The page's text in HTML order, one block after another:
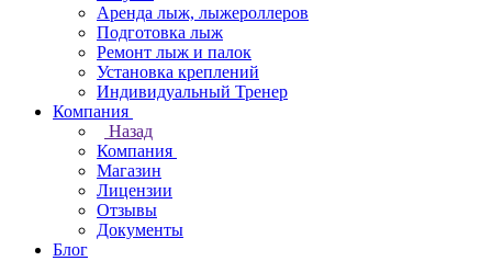
Аренда лыж, лыжероллеров
Подготовка лыж
Ремонт лыж и палок
Установка креплений
Индивидуальный Тренер
Компания
Назад
Компания
Магазин
Лицензии
Отзывы
Документы
Блог